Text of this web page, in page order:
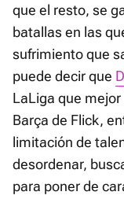
que el resto, se
batallas en las
sufrimiento que
puede decir que
LaLiga que
Barça de Flick,
limitación de
desordenar,
para poner de